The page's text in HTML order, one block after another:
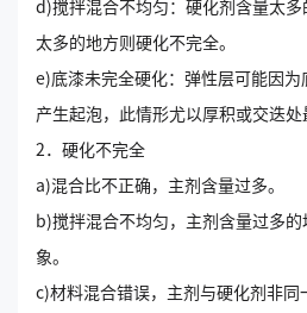
d)搅拌混合不均匀：硬化剂含量太
太多的地方则硬化不完全。
e)底漆未完全硬化：弹性层可能因
产生起泡，此情形尤以厚积或交迭处
2．硬化不完全
a)混合比不正确，主剂含量过多。
b)搅拌混合不均匀，主剂含量过多
象。
c)材料混合错误，主剂与硬化剂非同